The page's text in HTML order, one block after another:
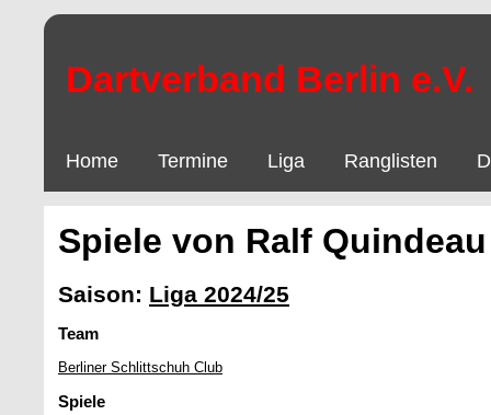
Dartverband Berlin e.V.
Home Termine Liga Ranglisten
Spiele von Ralf Quindeau
Saison: Liga 2024/25
Team
Berliner Schlittschuh Club
Spiele